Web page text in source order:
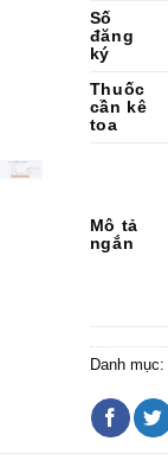
Số
đăng
ký
Thuốc
cần kê
toa
Mô tả
ngắn
Danh mục: